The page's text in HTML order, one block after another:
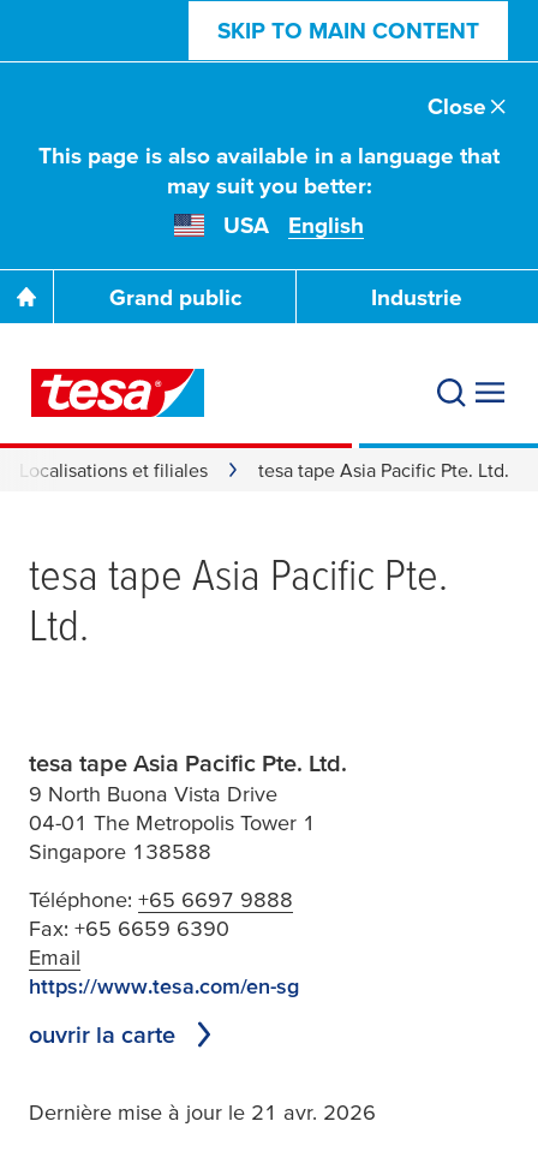
SKIP TO MAIN CONTENT
This page is also available in a language that
may suit you better:
USA
English
Close
Grand public Industrie
Localisations et filiales tesa tape Asia Pacific Pte. Ltd.
tesa tape Asia Pacific Pte.
Ltd.
tesa tape Asia Pacific Pte. Ltd.
9 North Buona Vista Drive
04-01 The Metropolis Tower 1
Singapore 138588
Téléphone: +65 6697 9888
Fax: +65 6659 6390
Email
https://www.tesa.com/en-sg
ouvrir la carte
Dernière mise à jour le 21 avr. 2026